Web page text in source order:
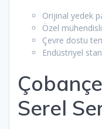
Orijinal yedek
Özel
Çevre dostu
Endüstriyel
Serel